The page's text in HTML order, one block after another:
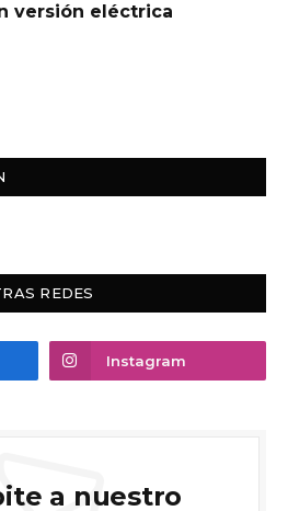
versión eléctrica
REDES
Instagram
a nuestro